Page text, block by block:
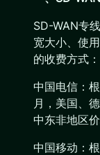
SD-WAN专
宽大小、使
的收费方式：
中国电信：
月，美国、
中东非地区价
中国移动：